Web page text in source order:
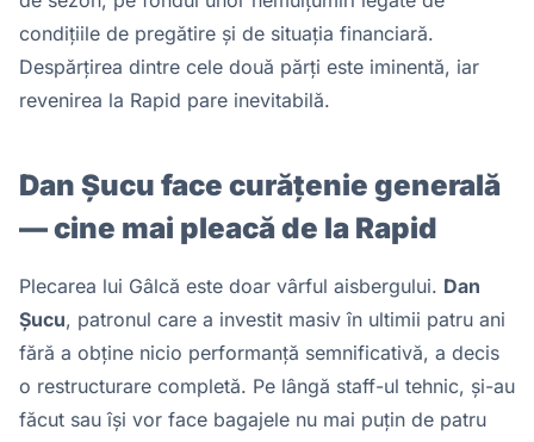
condițiile de pregătire și de situația financiară.
Despărțirea dintre cele două părți este iminentă, iar
revenirea la Rapid pare inevitabilă.
Dan Șucu face curățenie generală
— cine mai pleacă de la Rapid
Plecarea lui Gâlcă este doar vârful aisbergului. Dan
Șucu, patronul care a investit masiv în ultimii patru ani
fără a obține nicio performanță semnificativă, a decis
o restructurare completă. Pe lângă staff-ul tehnic, și-au
făcut sau își vor face bagajele nu mai puțin de patru